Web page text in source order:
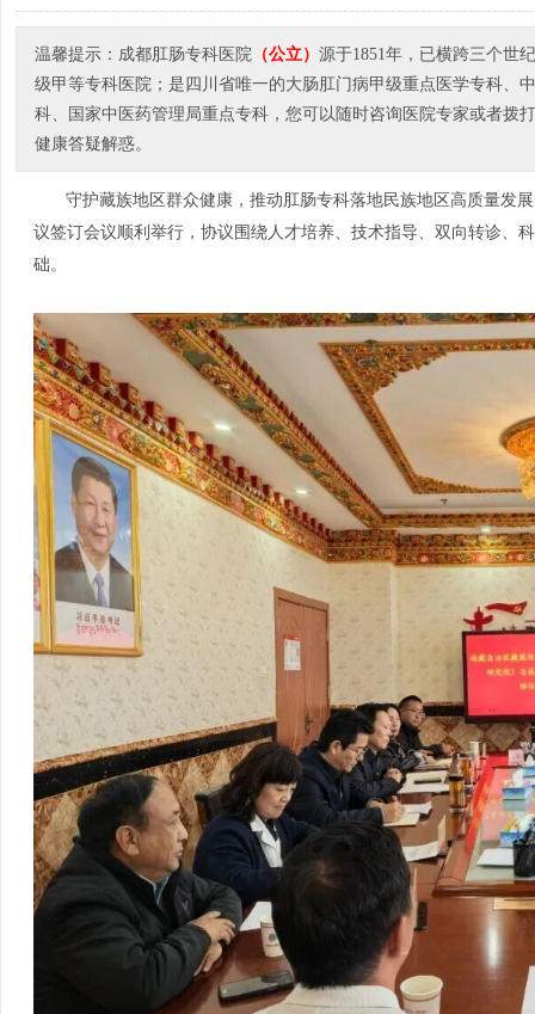
温馨提示：成都肛肠专科医院 （公立） 源于1851年，已横跨三个世
级甲等专科医院；是四川省唯一的大肠肛门病甲级重点医学专科、
科、国家中医药管理局重点专科，您可以随时咨询医院专家或者拨
健康答疑解惑。
守护藏族地区群众健康，推动肛肠专科落地民族地区高质量发
议签订会议顺利举行 ，协议围绕人才培养、技术指导、双向转诊、
础。